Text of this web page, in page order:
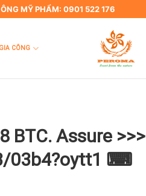
MỸ PHẨM: 0901 522 176
CÔNG
BTC. Assure >>>
03b4?oytt1 ⌨